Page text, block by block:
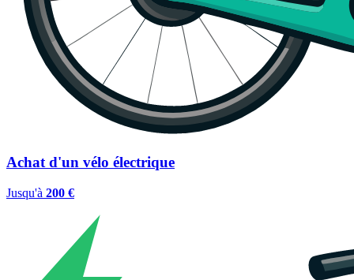
Achat d'un vélo électrique
Jusqu'à 200 €